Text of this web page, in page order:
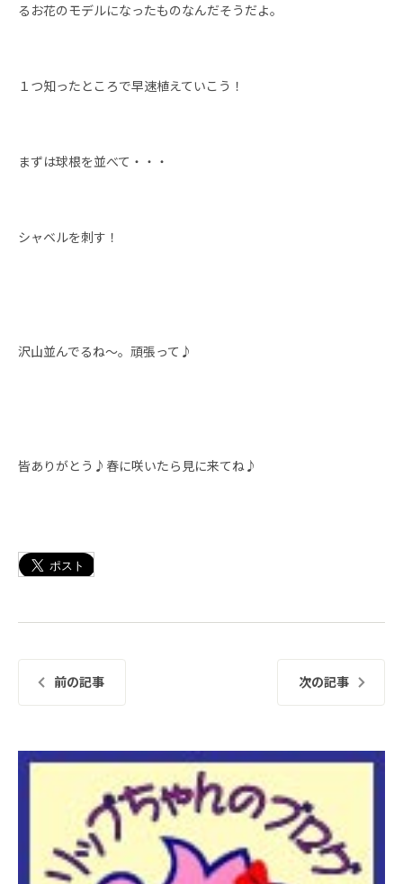
るお花のモデルになったものなんだそうだよ。
１つ知ったところで早速植えていこう！
まずは球根を並べて・・・
シャベルを刺す！
沢山並んでるね～。頑張って♪
皆ありがとう♪春に咲いたら見に来てね♪
前の記事 次の記事